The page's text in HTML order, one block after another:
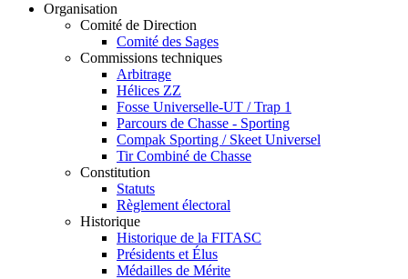
Organisation
Comité de Direction
Comité des Sages
Commissions techniques
Arbitrage
Hélices ZZ
Fosse Universelle-UT / Trap 1
Parcours de Chasse - Sporting
Compak Sporting / Skeet Universel
Tir Combiné de Chasse
Constitution
Statuts
Règlement électoral
Historique
Historique de la FITASC
Présidents et Élus
Médailles de Mérite